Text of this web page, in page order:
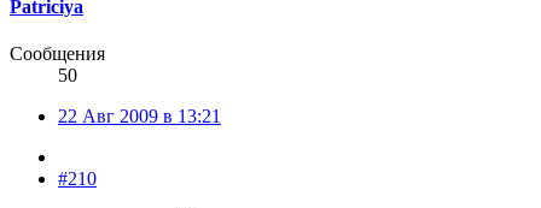
Patriciya
Сообщения
50
22 Авг 2009 в 13:21
#210